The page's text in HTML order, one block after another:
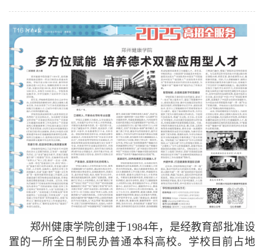
郑州健康学院创建于1984年，是经教育部批准设
置的一所全日制民办普通本科高校。学校目前占地